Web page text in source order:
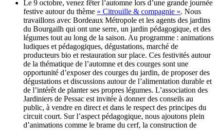
Le 9 octobre, venez fêter l’automne lors d’une grande journée
festive autour du thème « Citrouille & compagnie ». Nous
travaillons avec Bordeaux Métropole et les agents des jardins
du Bourgailh qui ont une serre, un jardin pédagogique, et des
légumes tout au long de la saison. Au programme : animations
ludiques et pédagogiques, dégustations, marché de
producteurs bio et restauration sur place. Ces festivités autour
de la thématique de l’automne et des courges sont une
opportunité d’exposer des courges du jardin, de proposer des
dégustations et discussions autour de l’alimentation durable et
de l’intérêt de planter ses propres légumes. L’association des
Jardiniers de Pessac est invitée à donner des conseils au
public, à vendre en direct et dans le respect des principes du
circuit court. Sur l’aspect pédagogique, nous ajoutons plein
d’animations comme le brame du cerf, la construction de